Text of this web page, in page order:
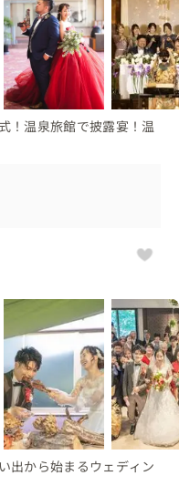
しているかのように
いさせていただいたこ
ズからご夫婦になるま
す。ありがとうござい
ーって素敵な仕事だと
！
みたい方
のある方
なウェディングを考え
ど、どう手配したらい
まれている方は、ぜひ
！温泉旅館で披露宴！温
出から始まるウェディン